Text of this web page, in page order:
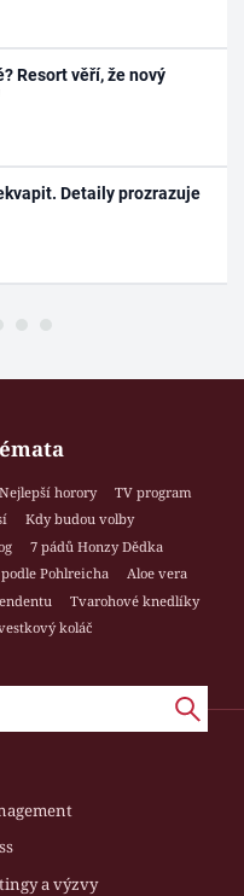
Resort věří, že nový
Detaily prozrazuje
Nejlepší horory
TV program
Kdy budou volby
7 pádů Honzy Dědka
Pohlreicha
Aloe vera
Tvarohové knedlíky
koláč
a výzvy